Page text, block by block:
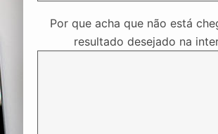
Por que acha que não está
resultado desejado na